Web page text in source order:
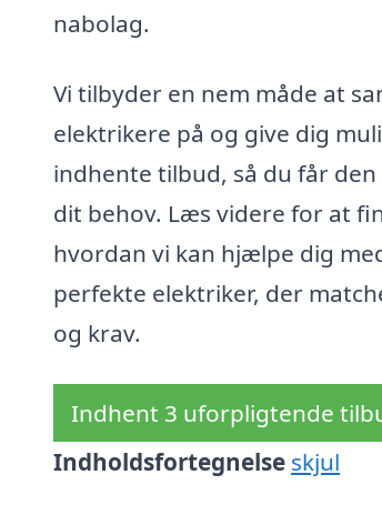
nabolag.
Vi tilbyder en nem måde at
elektrikere på og give dig
indhente tilbud, så du får
dit behov. Læs videre for at
hvordan vi kan hjælpe dig
perfekte elektriker, der
og krav.
Indhent 3 uforpligtende
Indholdsfortegnelse skjul